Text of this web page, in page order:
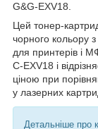
G&G-EXV18.
Цей тонер-
чорного кольору
для принтерів і
C-EXV18 і
ціною при
у лазерних
Детальніше про